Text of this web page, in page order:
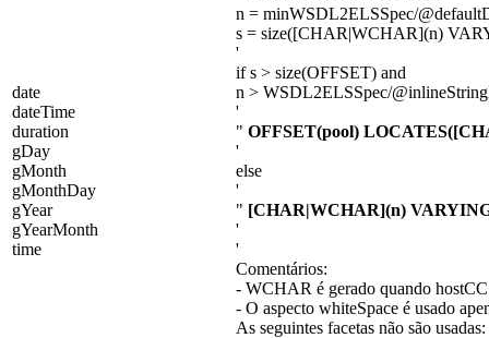
date
dateTime
duration
gDay
gMonth
gMonthDay
gYear
gYearMonth
time
n = minWSDL2ELSSpec/
s = size([CHAR|WCHAR](n)
'
if s > size(OFFSET) and
n > WSDL2ELSSpec/
'
" OFFSET(pool)
'
else
'
" [CHAR|WCHAR](n)
'
'
Comentários:
- WCHAR é gerado quando
- O aspecto whiteSpace é usado
As seguintes facetas não são